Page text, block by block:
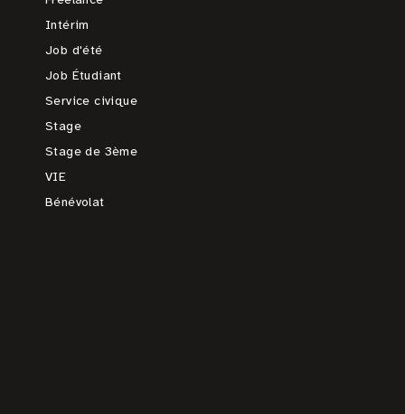
Intérim
Job d'été
Job Étudiant
Service civique
Stage
Stage de 3ème
VIE
Bénévolat